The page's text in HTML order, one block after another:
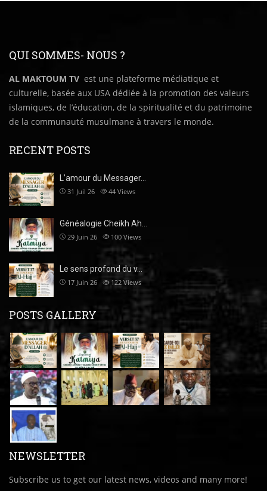
QUI SOMMES- NOUS ?
AL MAKTOUM TV est une plateforme médiatique et
culturelle, basée aux USA dédiée à la promotion des valeurs
islamiques, de l’éducation, de la spiritualité et du patrimoine
de la communauté musulmane à travers le monde.
RECENT POSTS
L’amour du Messager…
31 Juil 26 44 Views
Généalogie Cheikh Ah…
29 Juin 26 100 Views
Le sens profond du v…
17 Juin 26 122 Views
POSTS GALLERY
NEWSLETTER
Subscribe us to get our latest news, videos and many more!